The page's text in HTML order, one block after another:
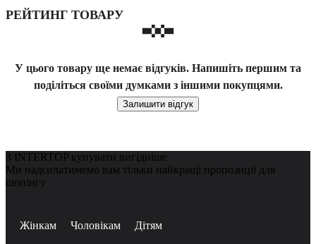
РЕЙТИНГ ТОВАРУ
У цього товару ще немає відгуків. Напишіть першим та
поділіться своїми думками з іншими покупцями.
Залишити відгук
З INTERTOP купувати вигідніше
Ми надсилатимемо вам тільки найкращі пропозиції для
шопінгу
Жінкам Чоловікам Дітям